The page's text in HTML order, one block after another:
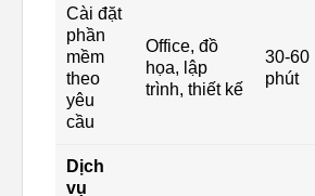
Cài đặt
phần
mềm
theo
yêu
cầu
Office, đồ
họa, lập
trình, thiết kế
30-60
phút
Dịch
vụ